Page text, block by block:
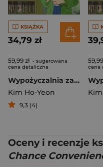
KSIĄŻKA
34,79 zł
59,99 zł - sugerowana
cena detaliczna
Wypożyczalnia zagubionych marzeń (barwione brzegi)
Kim Ho-Yeon
9,3 (4)
cena
Oceny i recenzje
Chance